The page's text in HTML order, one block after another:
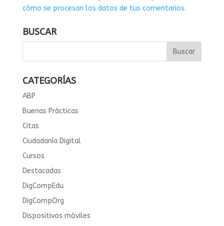
cómo se procesan los datos de tus comentarios.
BUSCAR
CATEGORÍAS
ABP
Buenas Prácticas
Citas
Ciudadanía Digital
Cursos
Destacadas
DigCompEdu
DigCompOrg
Dispositivos móviles